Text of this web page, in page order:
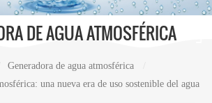
DE AGUA ATMOSFÉRICA
Generadora de agua atmosférica
una nueva era de uso sostenible del agua